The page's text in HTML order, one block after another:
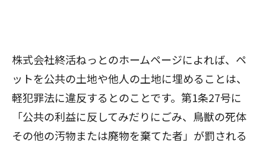
株式会社終活ねっとのホームページによれば、ペ
ットを公共の土地や他人の土地に埋めることは、
軽犯罪法に違反するとのことです。第1条27号に
「公共の利益に反してみだりにごみ、鳥獣の死体
その他の汚物または廃物を棄てた者」が罰される